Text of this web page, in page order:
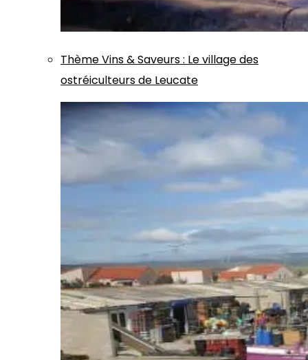
ThèmeVins & Saveurs: Le village des
ostréiculteurs de Leucate